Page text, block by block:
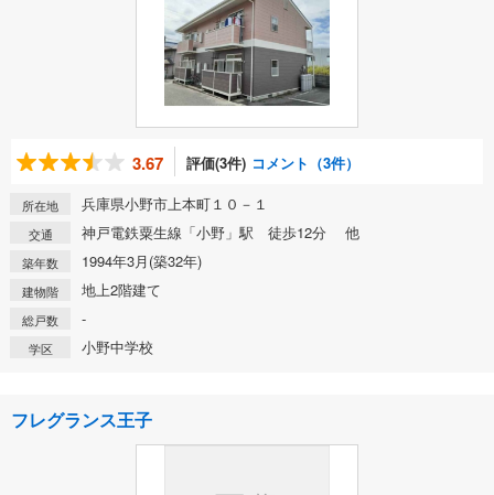
3.67 評価(3件) コメント（3件）
所在地 兵庫県小野市上本町１０－１
交通 神戸電鉄粟生線「小野」駅 徒歩12分 他
築年数 1994年3月(築32年)
建物階 地上2階建て
総戸数 -
学区 小野中学校
フレグランス王子